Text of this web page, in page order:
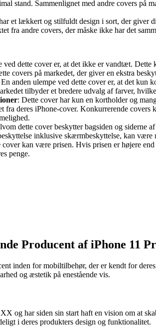
stand. Sammenlignet med andre covers på
et lækkert og stilfuldt design i sort, der giver
fra andre covers, der måske ikke har det
ved dette cover er, at det ikke er vandtæt.
covers på markedet, der giver en ekstra
En anden ulempe ved dette cover er, at det kun
tilbyder et bredere udvalg af farver,
: Dette cover har kun en kortholder og
fra deres iPhone-cover. Konkurrerende
dette cover beskytter bagsiden og siderne
inklusive skærmbeskyttelse, kan være
cover kan være prisen. Hvis prisen er højere
penge.
Producent af iPhone 11
inden for mobiltilbehør, der er kendt for
og æstetik på enestående vis.
og har siden sin start haft en vision om at
i deres produkters design og funktionalitet.